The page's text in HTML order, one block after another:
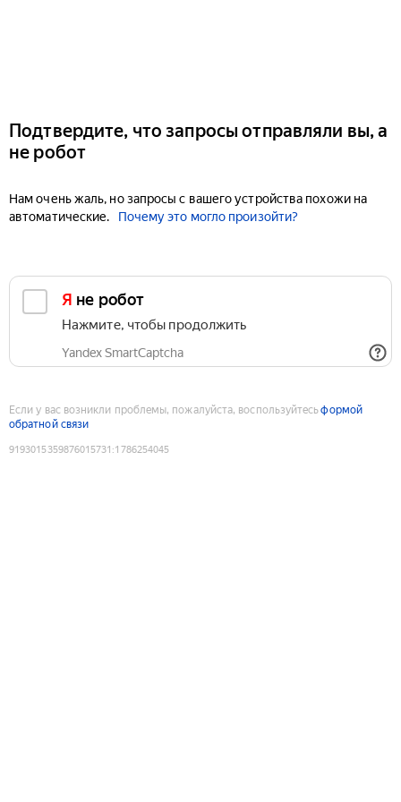
Подтвердите, что запросы отправляли вы, а
не робот
Нам очень жаль, но запросы с вашего устройства похожи на
автоматические.
Почему это могло произойти?
Я не робот
Нажмите, чтобы продолжить
Yandex SmartCaptcha
Если у вас возникли проблемы, пожалуйста, воспользуйтесьформой
обратной связи
9193015359876015731 :1786254045